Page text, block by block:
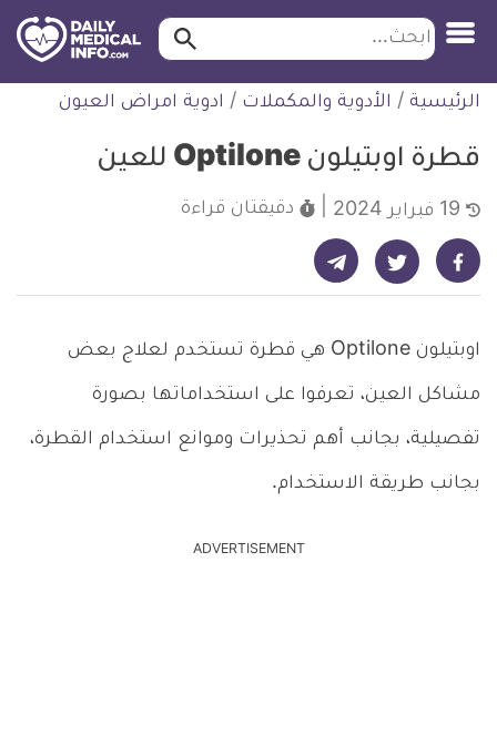
التخطي
للمحتوى
طبية
ابحث ابحث…
الرئيسية / الأدوية والمكملات / ادوية امراض العيون
قطرة اوبتيلون Optilone للعين
دقيقتان قراءة
شارك على فيسبوك - ديلي ميديكال انفو شارك على تويتر - ديلي ميديكال انفو شارك على تيليجرام - ديلي ميديكال انفو
اوبتيلون Optilone هي قطرة تستخدم لعلاج بعض
مشاكل العين، تعرفوا على استخداماتها بصورة
تفصيلية، بجانب أهم تحذيرات وموانع استخدام القطرة،
بجانب طريقة الاستخدام.
ADVERTISEMENT